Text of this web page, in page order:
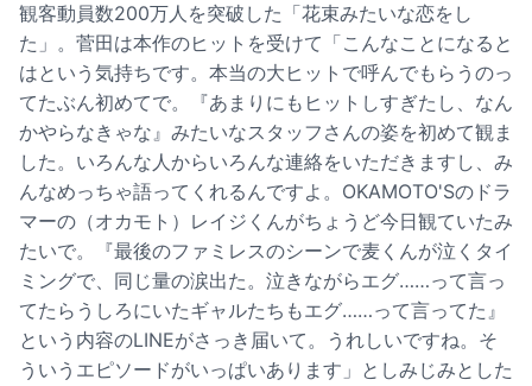
観客動員数200万人を突破した「花束みたいな恋をし
た」。菅田は本作のヒットを受けて「こんなことになると
はという気持ちです。本当の大ヒットで呼んでもらうのっ
てたぶん初めてで。『あまりにもヒットしすぎたし、なん
かやらなきゃな』みたいなスタッフさんの姿を初めて観ま
した。いろんな人からいろんな連絡をいただきますし、み
んなめっちゃ語ってくれるんですよ。OKAMOTO'Sのドラ
マーの（オカモト）レイジくんがちょうど今日観ていたみ
たいで。『最後のファミレスのシーンで麦くんが泣くタイ
ミングで、同じ量の涙出た。泣きながらエグ……って言っ
てたらうしろにいたギャルたちもエグ……って言ってた』
という内容のLINEがさっき届いて。うれしいですね。そ
ういうエピソードがいっぱいあります」としみじみとした